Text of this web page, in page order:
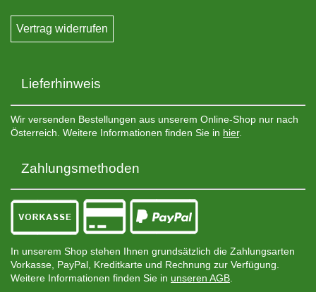
Vertrag widerrufen
Lieferhinweis
Wir versenden Bestellungen aus unserem Online-Shop nur nach
Österreich. Weitere Informationen finden Sie in hier.
Zahlungsmethoden
In unserem Shop stehen Ihnen grundsätzlich die Zahlungsarten
Vorkasse, PayPal, Kreditkarte und Rechnung zur Verfügung.
Weitere Informationen finden Sie in unseren AGB